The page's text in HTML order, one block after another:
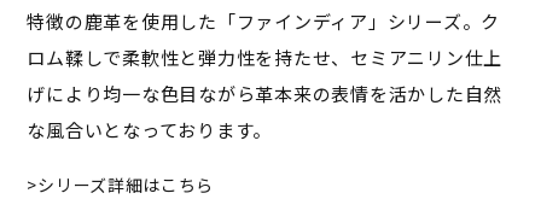
特徴の鹿革を使用した「ファインディア」シリーズ。ク
ロム鞣しで柔軟性と弾力性を持たせ、セミアニリン仕上
げにより均一な色目ながら革本来の表情を活かした自然
な風合いとなっております。
シリーズ詳細はこちら